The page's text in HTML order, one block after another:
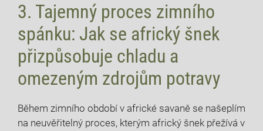
3. Tajemný proces zimního
spánku: Jak se africký šnek
přizpůsobuje chladu a
omezeným zdrojům potravy
Během zimního období v africké savaně se našeplím
na neuvěřitelný proces, kterým africký šnek přežívá v